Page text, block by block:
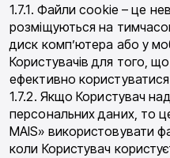
1.7.1. Файли сookie – це
розміщуються на
диск комп’ютера або у
Користувачів для того,
ефективно
1.7.2. Якщо Користувач
персональних даних, то
MAIS» використовувати
коли Користувач